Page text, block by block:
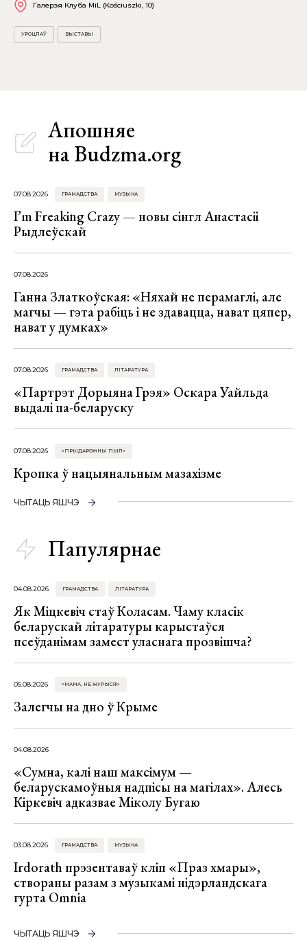
Галерэя Клуба MiL (Kościuszki, 10)
УРОЦЛАЎ ВЫСТАВЫ
Апошняе
на Budzma.org
07.08.2026 ГРАМАДСТВА МУЗЫКА
I’m Freaking Crazy — новы сінгл Анастасіі
Рыдлеўскай
07.08.2026
Ганна Златкоўская: «Няхай не перамаглі, але
магчы — гэта рабіць і не здавацца, нават цяпер,
нават у думках»
07.08.2026 ГРАМАДСТВА ЛІТАРАТУРА
«Партрэт Дорыяна Грэя» Оскара Уайльда
выдалі па-беларуску
07.08.2026 «ПРЫДАРОЖНЫ ПЫЛ»
Кропка ў нацыянальным мазахізме
ЧЫТАЦЬ ЯШЧЭ
Папулярнае
04.08.2026 ГРАМАДСТВА ЛІТАРАТУРА
Як Міцкевіч стаў Коласам. Чаму класік
беларускай літаратуры карыстаўся
псеўданімам замест уласнага прозвішча?
05.08.2026 «МАМА, НЕ ЖУРЫСЯ!»
Залегчы на дно ў Крыме
04.08.2026
«Сумна, калі наш максімум —
беларускамоўныя надпісы на магілах». Алесь
Кіркевіч адказвае Міколу Бугаю
03.08.2026 ГРАМАДСТВА МУЗЫКА
Irdorath прэзентаваў кліп «Праз хмары»,
створаны разам з музыкамі нідэрландскага
гурта Omnia
ЧЫТАЦЬ ЯШЧЭ